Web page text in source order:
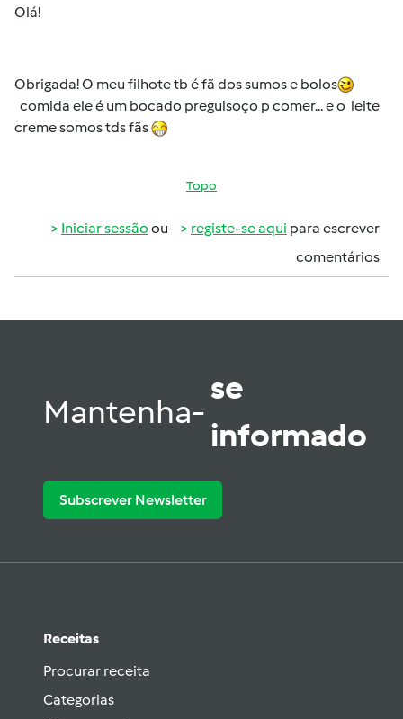
Olá!
Obrigada! O meu filhote tb é fã dos sumos e bolos
comida ele é um bocado preguisoço p comer... e o leite
creme somos tds fãs
Topo
Iniciar sessão ou registe-se aqui para escrever
comentários
Mantenha-
se
informado
Subscrever Newsletter
Receitas
Procurar receita
Categorias